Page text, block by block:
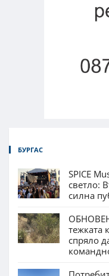
БУРГАС
SPICE
светло:
силна
тежката
спряло